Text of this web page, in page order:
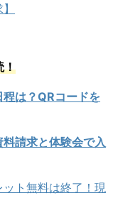
！
は？QRコードを
請求と体験会で入
ト無料は終了！現